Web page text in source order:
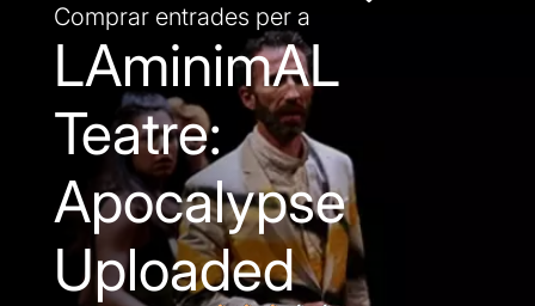
Comprar entrades per a
LAminimAL
Teatre:
Apocalypse
Uploaded